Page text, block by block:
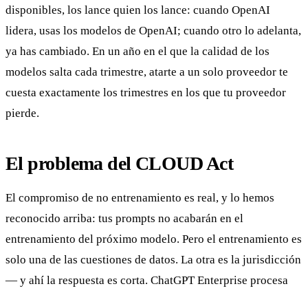
disponibles, los lance quien los lance: cuando OpenAI
lidera, usas los modelos de OpenAI; cuando otro lo adelanta,
ya has cambiado. En un año en el que la calidad de los
modelos salta cada trimestre, atarte a un solo proveedor te
cuesta exactamente los trimestres en los que tu proveedor
pierde.
El problema del CLOUD Act
El compromiso de no entrenamiento es real, y lo hemos
reconocido arriba: tus prompts no acabarán en el
entrenamiento del próximo modelo. Pero el entrenamiento es
solo una de las cuestiones de datos. La otra es la jurisdicción
— y ahí la respuesta es corta. ChatGPT Enterprise procesa